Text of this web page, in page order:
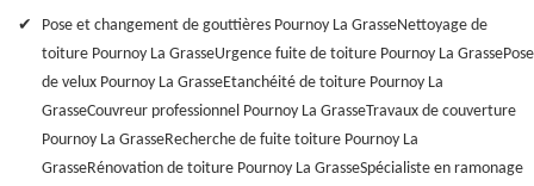
Pose et changement de gouttières Pournoy La GrasseNettoyage de
toiture Pournoy La GrasseUrgence fuite de toiture Pournoy La GrassePose
de velux Pournoy La GrasseEtanchéité de toiture Pournoy La
GrasseCouvreur professionnel Pournoy La GrasseTravaux de couverture
Pournoy La GrasseRecherche de fuite toiture Pournoy La
GrasseRénovation de toiture Pournoy La GrasseSpécialiste en ramonage